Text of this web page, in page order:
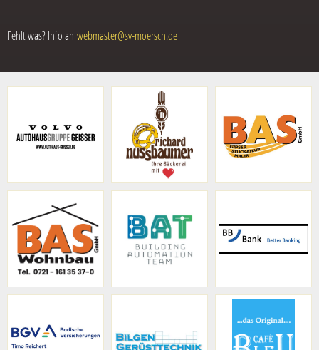
Fehlt was? Info an webmaster@sv-moersch.de